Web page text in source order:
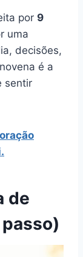
por 9
uma
decisões,
é a
sentir
de